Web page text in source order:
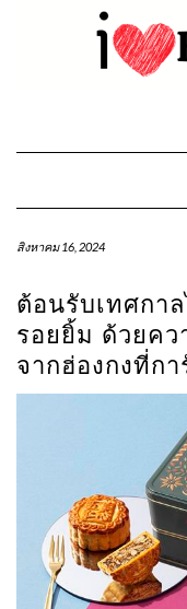
สิงหาคม 16, 2024
ต้อนรับเทศกา
รอยยิ้ม ด้วยค
จากฮ่องกงที่ก